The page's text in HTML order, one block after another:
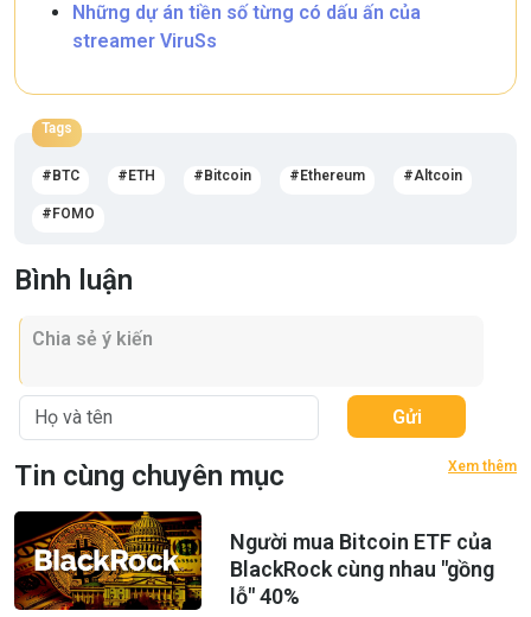
Những dự án tiền số từng có dấu ấn của
streamer ViruSs
Tags
BTC ETH Bitcoin Ethereum Altcoin
FOMO
Bình luận
Gửi
Tin cùng chuyên mục Xem thêm
Người mua Bitcoin ETF của
BlackRock cùng nhau "gồng
lỗ" 40%